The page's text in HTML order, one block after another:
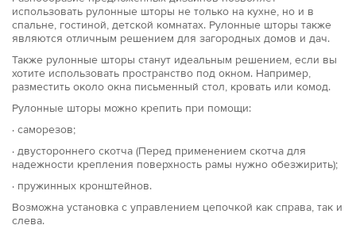
использовать рулонные шторы не только на кухне, но и в
спальне, гостиной, детской комнатах. Рулонные шторы также
являются отличным решением для загородных домов и дач.
Также рулонные шторы станут идеальным решением, если вы
хотите использовать пространство под окном. Например,
разместить около окна письменный стол, кровать или комод.
Рулонные шторы можно крепить при помощи:
· саморезов;
· двустороннего скотча (Перед применением скотча для
надежности крепления поверхность рамы нужно обезжирить);
· пружинных кронштейнов.
Возможна установка с управлением цепочкой как справа, так и
слева.